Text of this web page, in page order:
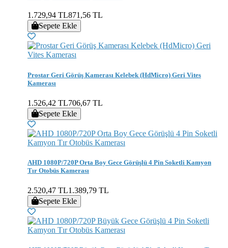
1.729,94 TL871,56 TL
Sepete Ekle
Prostar Geri Görüş Kamerası Kelebek (HdMicro) Geri Vites
Kamerası
1.526,42 TL706,67 TL
Sepete Ekle
AHD 1080P/720P Orta Boy Gece Görüşlü 4 Pin Soketli Kamyon
Tır Otobüs Kamerası
2.520,47 TL1.389,79 TL
Sepete Ekle